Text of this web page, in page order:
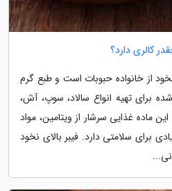
از خانواده حبوبات است و طبع گرم
برای تهیه انواع سالاد، سوپ، آش،
ماده غذایی سرشار از ویتامین، مواد
برای سلامتی دارد. فیبر بالای نخود